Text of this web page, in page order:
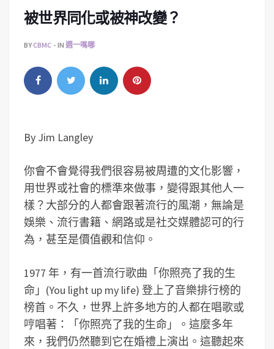
被世界同化或被神改變？
BYCBMC IN 週一嗎哪
By Jim Langley
你會不會覺得我們很容易被周遭的文化影響，
用世界或社會的標準來做事，變得跟其他人一
樣？大部分的人都會跟著流行的風潮，無論是
娛樂、流行書籍、網路或是社交媒體認可的行
為，甚至是價值觀和信仰。
1977 年，有一首流行歌曲「你照亮了我的生
命」(You light up my life) 登上了音樂排行榜的
榜首。不久，世界上許多地方的人都在唱歌或
哼唱著：「你照亮了我的生命」。這麼多年
來，我們仍然聽到它在婚禮上演出。這聽起來